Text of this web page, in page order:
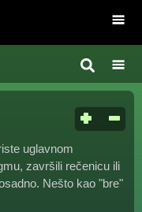
uglavnom
završili rečenicu ili
Nešto kao "bre"